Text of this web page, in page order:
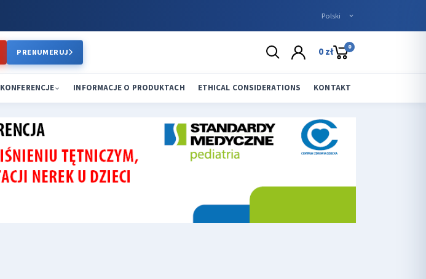
PRENUMERUJ 0 zł 0
KONFERENCJE INFORMACJE O PRODUKTACH ETHICAL CONSIDERATIONS KONTAKT